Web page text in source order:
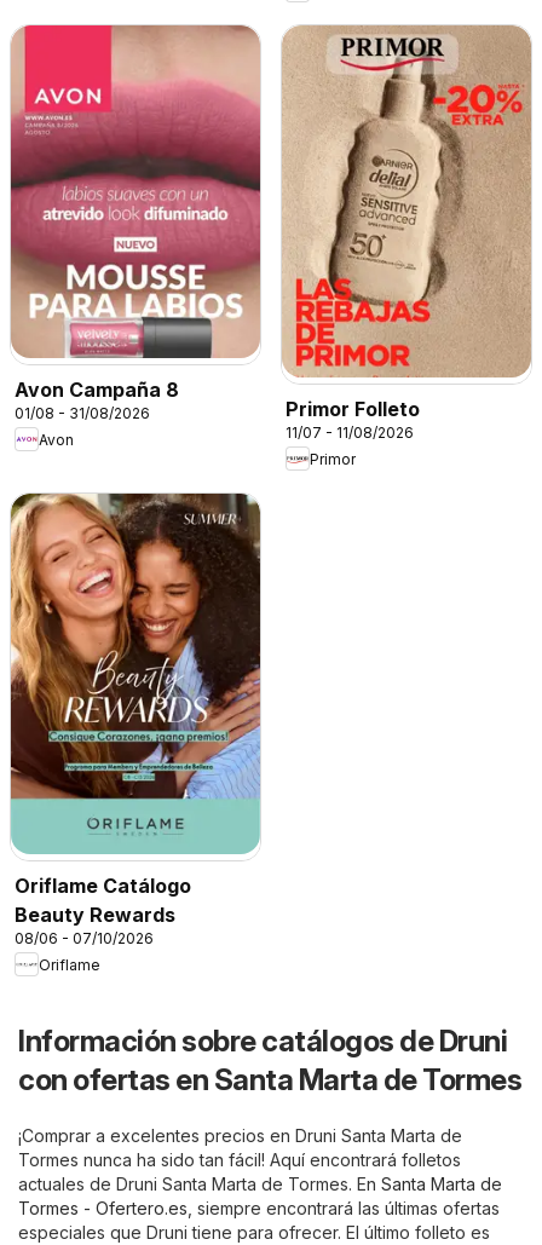
Avon Campaña 8
01/08 - 31/08/2026
Avon
Primor Folleto
11/07 - 11/08/2026
Primor
Oriflame Catálogo
Beauty Rewards
08/06 - 07/10/2026
Oriflame
Información sobre catálogos de Druni
con ofertas en Santa Marta de Tormes
¡Comprar a excelentes precios en Druni Santa Marta de
Tormes nunca ha sido tan fácil! Aquí encontrará folletos
actuales de Druni Santa Marta de Tormes. En Santa Marta de
Tormes - Ofertero.es , siempre encontrará las últimas ofertas
especiales que Druni tiene para ofrecer. El último folleto es